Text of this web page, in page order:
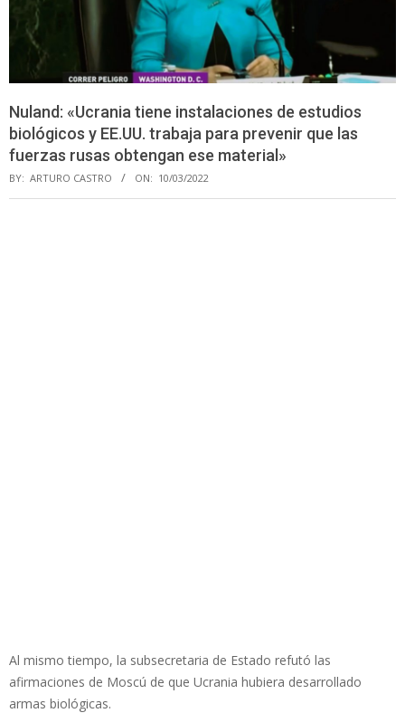
Nuland: «Ucrania tiene instalaciones de estudios
biológicos y EE.UU. trabaja para prevenir que las
fuerzas rusas obtengan ese material»
BY: ARTURO CASTRO ON: 10/03/2022
Al mismo tiempo, la subsecretaria de Estado refutó las
afirmaciones de Moscú de que Ucrania hubiera desarrollado
armas biológicas.